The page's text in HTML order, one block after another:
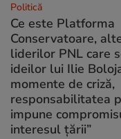
Politică
Ce este Platforma
Conservatoare,
liderilor PNL care
ideilor lui Ilie
momente de criză,
responsabilitatea
impune
interesul țării”